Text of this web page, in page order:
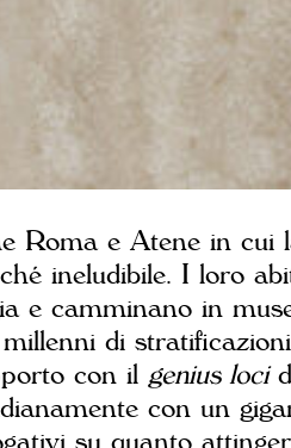
Roma e Atene in cui
ineludibile. I loro
e camminano in
di
con il genius loci
con un
su quanto